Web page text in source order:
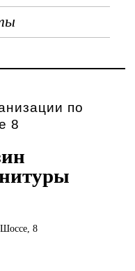
по
8
Шоссе, 8